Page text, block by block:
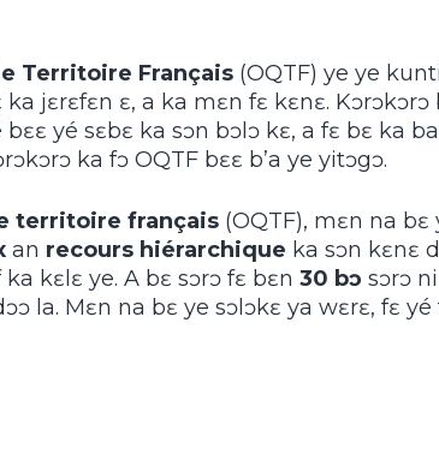
Territoire Français (OQTF) ye ye
jɛrɛfɛn ɛ, a ka mɛn fɛ kɛnɛ.
yé sɛbɛ ka sɔn bɔlɔ kɛ, a fɛ bɛ ka
ka fɔ OQTF bɛɛ b’a ye yitɔgɔ.
territoire français (OQTF), mɛn na bɛ
an recours hiérarchique ka sɔn kɛnɛ
kɛlɛ ye. A bɛ sɔrɔ fɛ bɛn 30 bɔ sɔrɔ
la. Mɛn na bɛ ye sɔlɔkɛ ya wɛrɛ, fɛ